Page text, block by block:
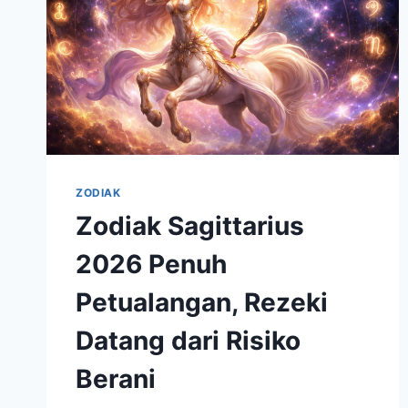
ZODIAK
Zodiak Sagittarius
2026 Penuh
Petualangan, Rezeki
Datang dari Risiko
Berani